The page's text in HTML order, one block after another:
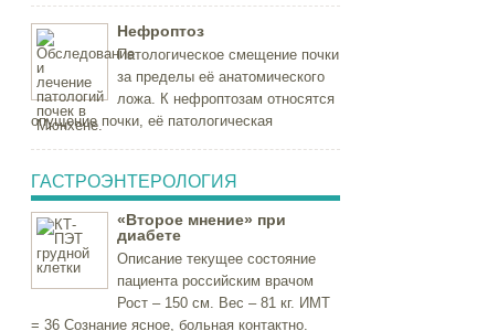
Нефроптоз
Патологическое смещение почки
за пределы её анатомического
ложа. К нефроптозам относятся
опущение почки, её патологическая
ГАСТРОЭНТЕРОЛОГИЯ
«Второе мнение» при
диабете
Описание текущее состояние
пациента российским врачом
Рост – 150 см. Вес – 81 кг. ИМТ
= 36 Сознание ясное, больная контактно.